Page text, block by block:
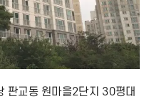
판교동 원마을2단지 30평대